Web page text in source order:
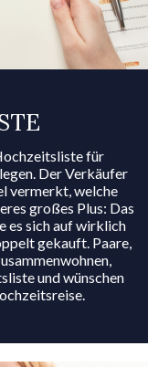
für
Der Verkäufer
vermerkt, welche
großes Plus: Das
es sich auf wirklich
gekauft. Paare,
und wünschen